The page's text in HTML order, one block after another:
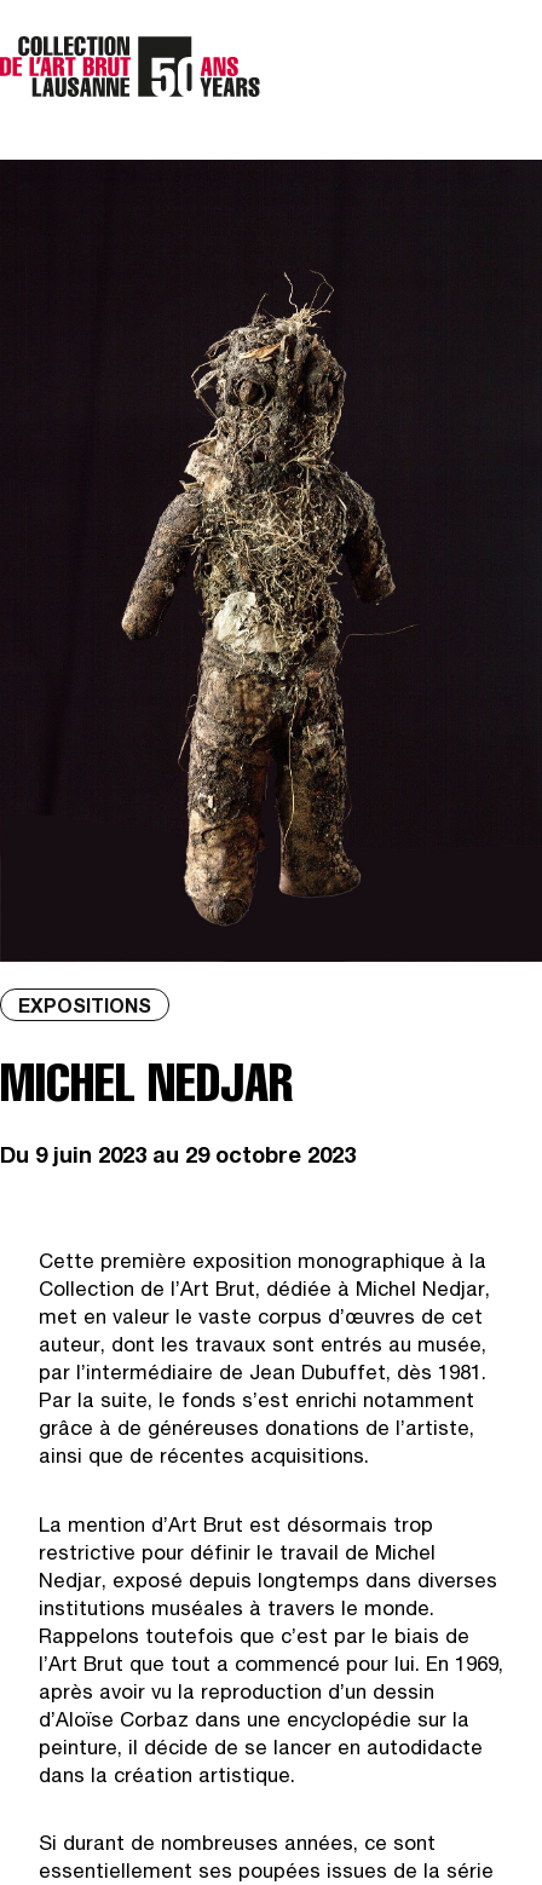
EXPOSITIONS
MICHEL NEDJAR
Du 9 juin 2023 au 29 octobre 2023
Cette première exposition monographique à la
Collection de l’Art Brut, dédiée à Michel Nedjar,
met en valeur le vaste corpus d’œuvres de cet
auteur, dont les travaux sont entrés au musée,
par l’intermédiaire de Jean Dubuffet, dès 1981.
Par la suite, le fonds s’est enrichi notamment
grâce à de généreuses donations de l’artiste,
ainsi que de récentes acquisitions.
La mention d’Art Brut est désormais trop
restrictive pour définir le travail de Michel
Nedjar, exposé depuis longtemps dans diverses
institutions muséales à travers le monde.
Rappelons toutefois que c’est par le biais de
l’Art Brut que tout a commencé pour lui. En 1969,
après avoir vu la reproduction d’un dessin
d’Aloïse Corbaz dans une encyclopédie sur la
peinture, il décide de se lancer en autodidacte
dans la création artistique.
Si durant de nombreuses années, ce sont
essentiellement ses poupées issues de la série